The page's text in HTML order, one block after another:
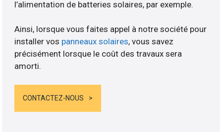
l’alimentation de batteries solaires, par exemple.
Ainsi, lorsque vous faites appel à notre société pour
installer vos panneaux solaires, vous savez
précisément lorsque le coût des travaux sera
amorti.
CONTACTEZ-NOUS